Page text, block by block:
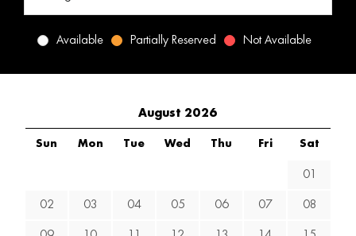
Available Partially Reserved Not Available
August 2026
Sun Mon Tue Wed Thu Fri Sat
01
02 03 04 05 06 07 08